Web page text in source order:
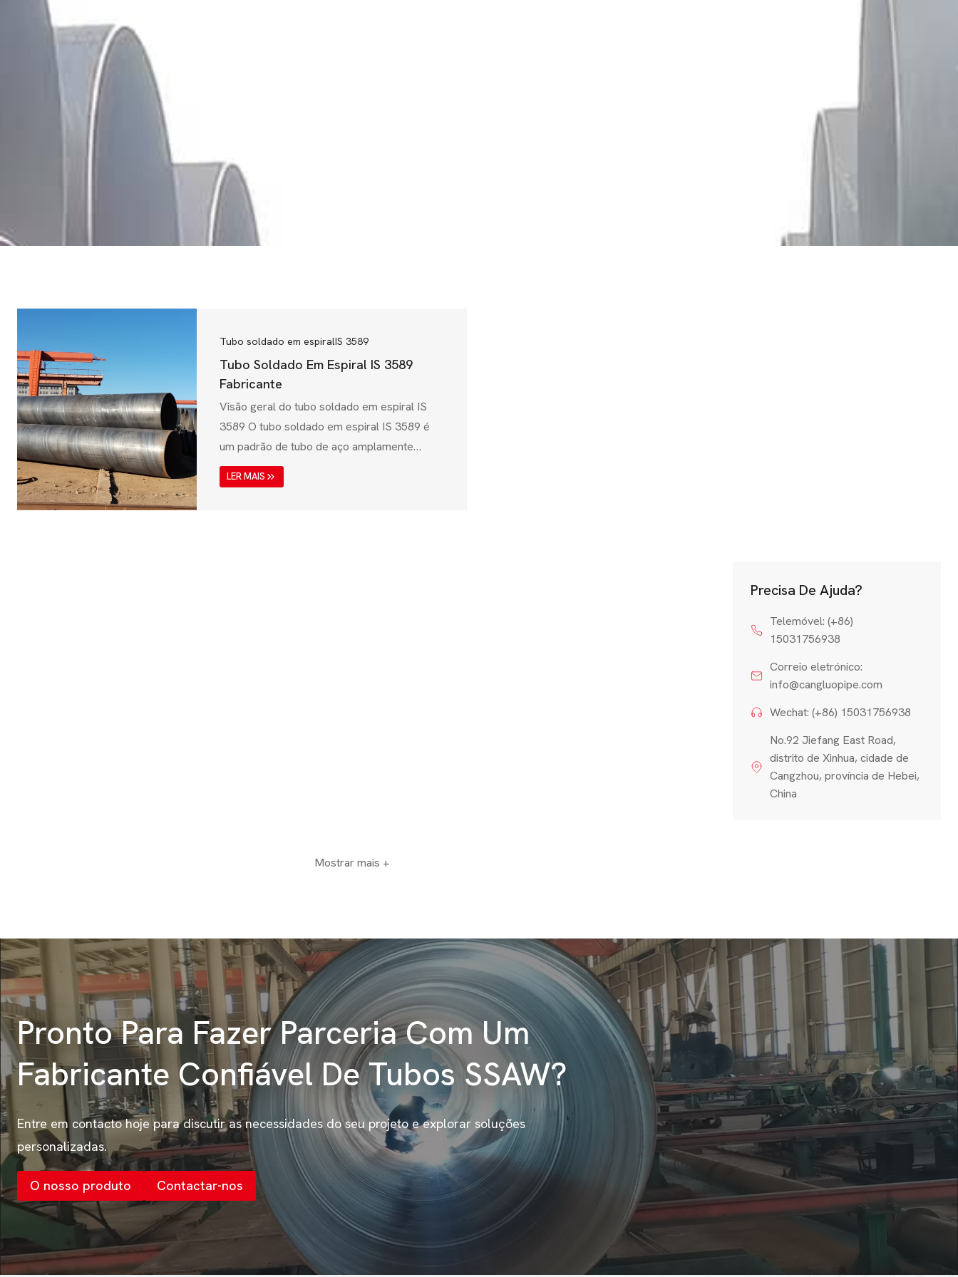
Tubo soldado em espiralIS 3589
Tubo Soldado Em Espiral IS 3589
Fabricante
Visão geral do tubo soldado em espiral IS
3589 O tubo soldado em espiral IS 3589 é
um padrão de tubo de aço amplamente
utilizado na Índia, projetado principalmente
para transmissão de água, tubulações
LER MAIS
Mostrar mais +
Precisa De Ajuda?
Telemóvel: (+86)
15031756938
Correio eletrónico:
info@cangluopipe.com
Wechat: (+86) 15031756938
No.92 Jiefang East Road,
distrito de Xinhua, cidade de
Cangzhou, província de Hebei,
China
Pronto Para Fazer Parceria Com Um
Fabricante Confiável De Tubos SSAW?
Entre em contacto hoje para discutir as necessidades do seu projeto e explorar soluções
personalizadas.
O nosso produto Contactar-nos